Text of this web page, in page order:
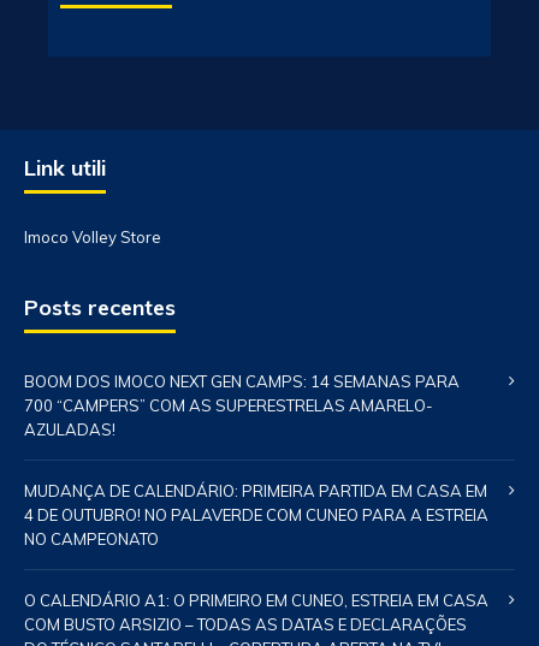
Link utili
Imoco Volley Store
Posts recentes
BOOM DOS IMOCO NEXT GEN CAMPS: 14 SEMANAS PARA
700 “CAMPERS” COM AS SUPERESTRELAS AMARELO-
AZULADAS!
MUDANÇA DE CALENDÁRIO: PRIMEIRA PARTIDA EM CASA EM
4 DE OUTUBRO! NO PALAVERDE COM CUNEO PARA A ESTREIA
NO CAMPEONATO
O CALENDÁRIO A1: O PRIMEIRO EM CUNEO, ESTREIA EM CASA
COM BUSTO ARSIZIO – TODAS AS DATAS E DECLARAÇÕES